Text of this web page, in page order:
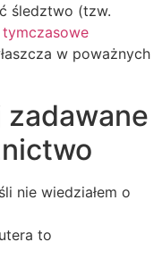
śledztwo (tzw.
tymczasowe
w poważnych
zadawane
nie wiedziałem o
to